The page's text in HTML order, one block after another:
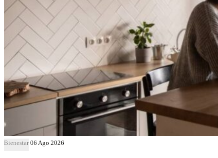
Bienestar 06 Ago 2026